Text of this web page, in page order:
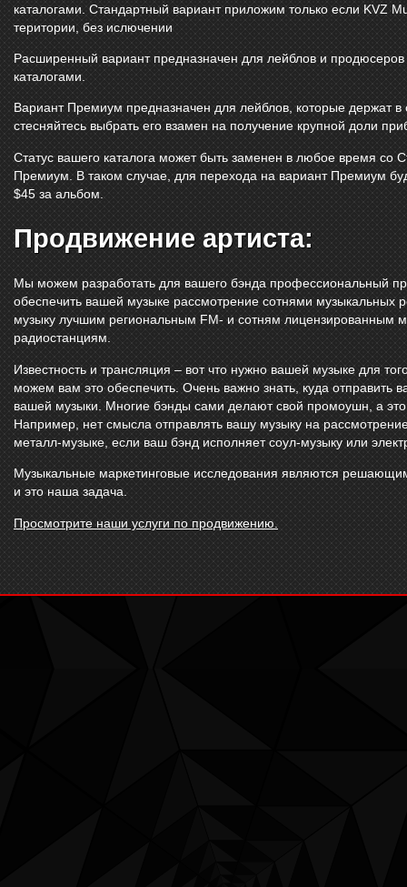
каталогами. Стандартный вариант приложим только если KVZ
територии, без ислючении
Расширенный вариант предназначен для лейблов и
каталогами.
Вариант Премиум предназначен для лейблов, которые держат
стесняйтесь выбрать его взамен на получение крупной доли
Статус вашего каталога может быть заменен в любое время со
Премиум. В таком случае, для перехода на вариант Премиум
$45 за альбом.
Продвижение артиста:
Мы можем разработать для вашего бэнда профессиональный
обеспечить вашей музыке рассмотрение сотнями музыкальных
музыку лучшим региональным FM- и сотням лицензированным
радиостанциям.
Известность и трансляция – вот что нужно вашей музыке для
можем вам это обеспечить. Очень важно знать, куда отправить
вашей музыки. Многие бэнды сами делают свой промоушн, а
Например, нет смысла отправлять вашу музыку на
металл-музыке, если ваш бэнд исполняет соул-музыку или
Музыкальные маркетинговые исследования являются
и это наша задача.
Просмотрите наши услуги по продвижению.